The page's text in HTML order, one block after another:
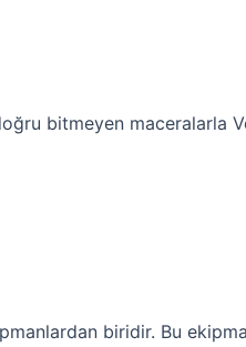
bitmeyen maceralarla
biridir. Bu